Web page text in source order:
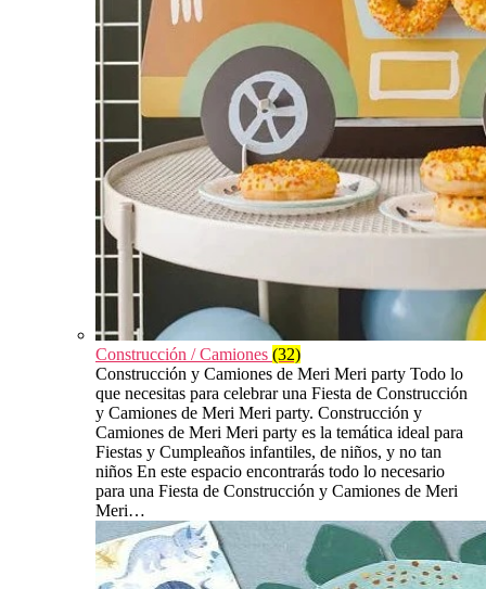
Construcción / Camiones (32)
Construcción y Camiones de Meri Meri party Todo lo
que necesitas para celebrar una Fiesta de Construcción
y Camiones de Meri Meri party. Construcción y
Camiones de Meri Meri party es la temática ideal para
Fiestas y Cumpleaños infantiles, de niños, y no tan
niños En este espacio encontrarás todo lo necesario
para una Fiesta de Construcción y Camiones de Meri
Meri…